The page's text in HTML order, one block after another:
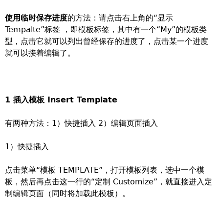
使用临时保存进度的方法：请点击右上角的“显示
Tempalte”标签 ，即模板标签，其中有一个“My”的模板类
型，点击它就可以列出曾经保存的进度了，点击某一个进度
就可以接着编辑了。
1 插入模板 Insert Template
有两种方法：1）快捷插入 2）编辑页面插入
1）快捷插入
点击菜单“模板 TEMPLATE”，打开模板列表，选中一个模
板，然后再点击这一行的“定制 Customize”，就直接进入定
制编辑页面（同时将加载此模板）。